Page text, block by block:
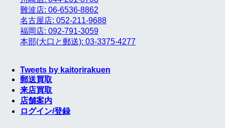
難波店: 06-6536-8862
名古屋店: 052-211-9688
福岡店: 092-791-3059
本部(大口と郵送): 03-3375-4277
Tweets by kaitorirakuen
郵送買取
来店買取
店舗案内
ログイン/登録